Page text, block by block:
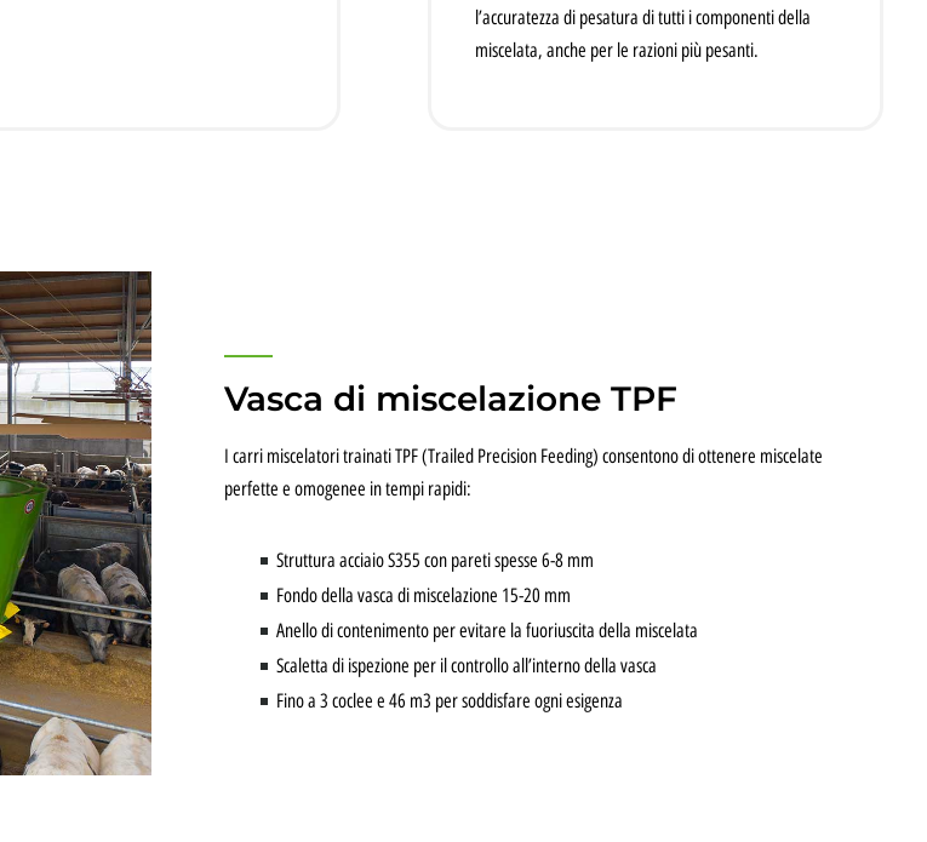
l’accuratezza di pesatura di tutti i componenti della
miscelata, anche per le razioni più pesanti.
Vasca di miscelazione TPF
I carri miscelatori trainati TPF (Trailed Precision Feeding) consentono di ottenere miscelate
perfette e omogenee in tempi rapidi:
Struttura acciaio S355 con pareti spesse 6-8 mm
Fondo della vasca di miscelazione 15-20 mm
Anello di contenimento per evitare la fuoriuscita della miscelata
Scaletta di ispezione per il controllo all’interno della vasca
Fino a 3 coclee e 46 m3 per soddisfare ogni esigenza